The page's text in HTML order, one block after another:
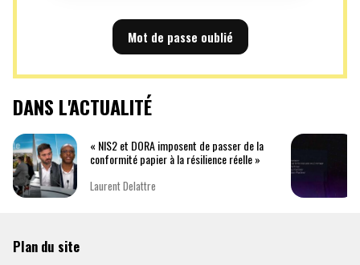
Mot de passe oublié
DANS L'ACTUALITÉ
« NIS2 et DORA imposent de passer de la
conformité papier à la résilience réelle »
Laurent Delattre
Plan du site